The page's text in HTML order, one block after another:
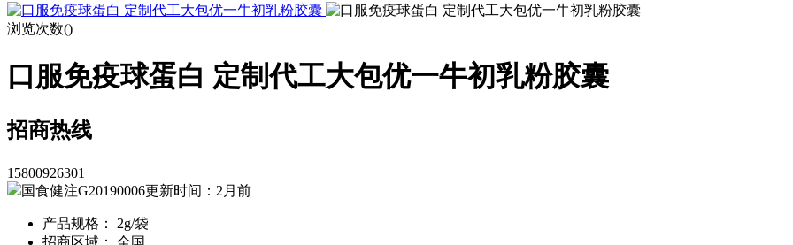
浏览次数()
口服免疫球蛋白 定制代工大包优一牛初乳粉胶囊
招商热线
15800926301
国食健注G20190006更新时间：2月前
产品规格： 2g/袋
招商区域： 全国